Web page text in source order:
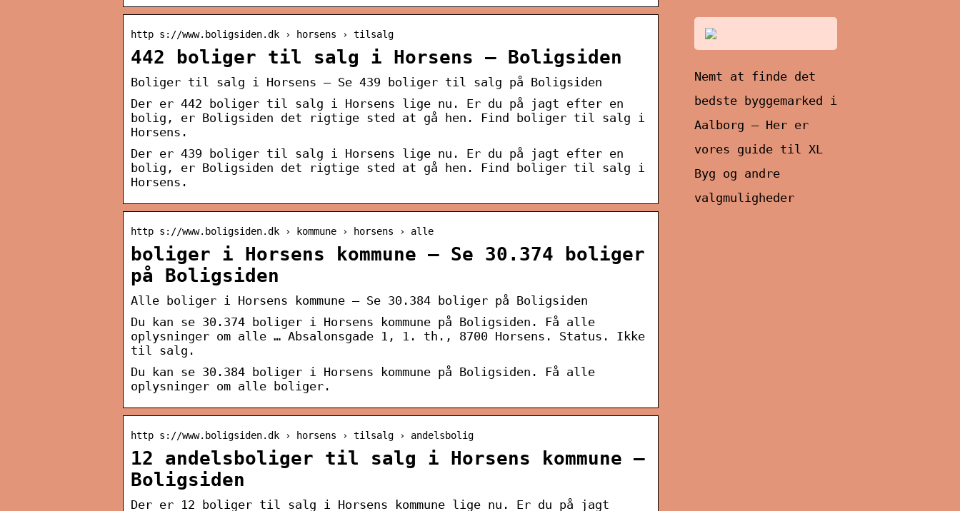
http s://www.boligsiden.dk › horsens › tilsalg
442 boliger til salg i Horsens – Boligsiden
Boliger til salg i Horsens – Se 439 boliger til salg på Boligsiden
Der er 442 boliger til salg i Horsens lige nu. Er du på jagt efter en
bolig, er Boligsiden det rigtige sted at gå hen. Find boliger til salg i
Horsens.
Der er 439 boliger til salg i Horsens lige nu. Er du på jagt efter en
bolig, er Boligsiden det rigtige sted at gå hen. Find boliger til salg i
Horsens.
http s://www.boligsiden.dk › kommune › horsens › alle
boliger i Horsens kommune – Se 30.374 boliger
på Boligsiden
Alle boliger i Horsens kommune – Se 30.384 boliger på Boligsiden
Du kan se 30.374 boliger i Horsens kommune på Boligsiden. Få alle
oplysninger om alle … Absalonsgade 1, 1. th., 8700 Horsens. Status. Ikke
til salg.
Du kan se 30.384 boliger i Horsens kommune på Boligsiden. Få alle
oplysninger om alle boliger.
http s://www.boligsiden.dk › horsens › tilsalg › andelsbolig
12 andelsboliger til salg i Horsens kommune –
Boligsiden
Der er 12 boliger til salg i Horsens kommune lige nu. Er du på jagt
Nemt at finde det
bedste byggemarked i
Aalborg – Her er
vores guide til XL
Byg og andre
valgmuligheder